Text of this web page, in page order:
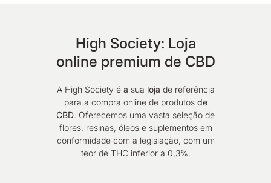
High Society: Loja
online premium de CBD
A High Society é a sua loja de referência
para a compra online de produtos de
CBD. Oferecemos uma vasta seleção de
flores, resinas, óleos e suplementos em
conformidade com a legislação, com um
teor de THC inferior a 0,3%.